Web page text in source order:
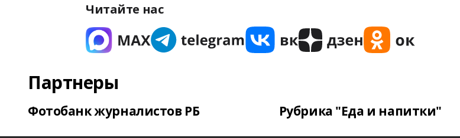
Читайте нас
Партнеры
Фотобанк журналистов РБ Рубрика "Еда и напитки"